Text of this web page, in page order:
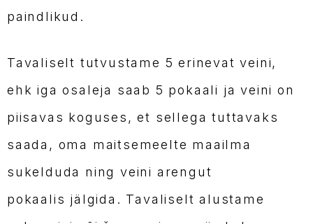
paindlikud.
Tavaliselt tutvustame 5 erinevat veini,
ehk iga osaleja saab 5 pokaali ja veini on
piisavas koguses, et sellega tuttavaks
saada, oma maitsemeelte maailma
sukelduda ning veini arengut
pokaalis jälgida. Tavaliselt alustame